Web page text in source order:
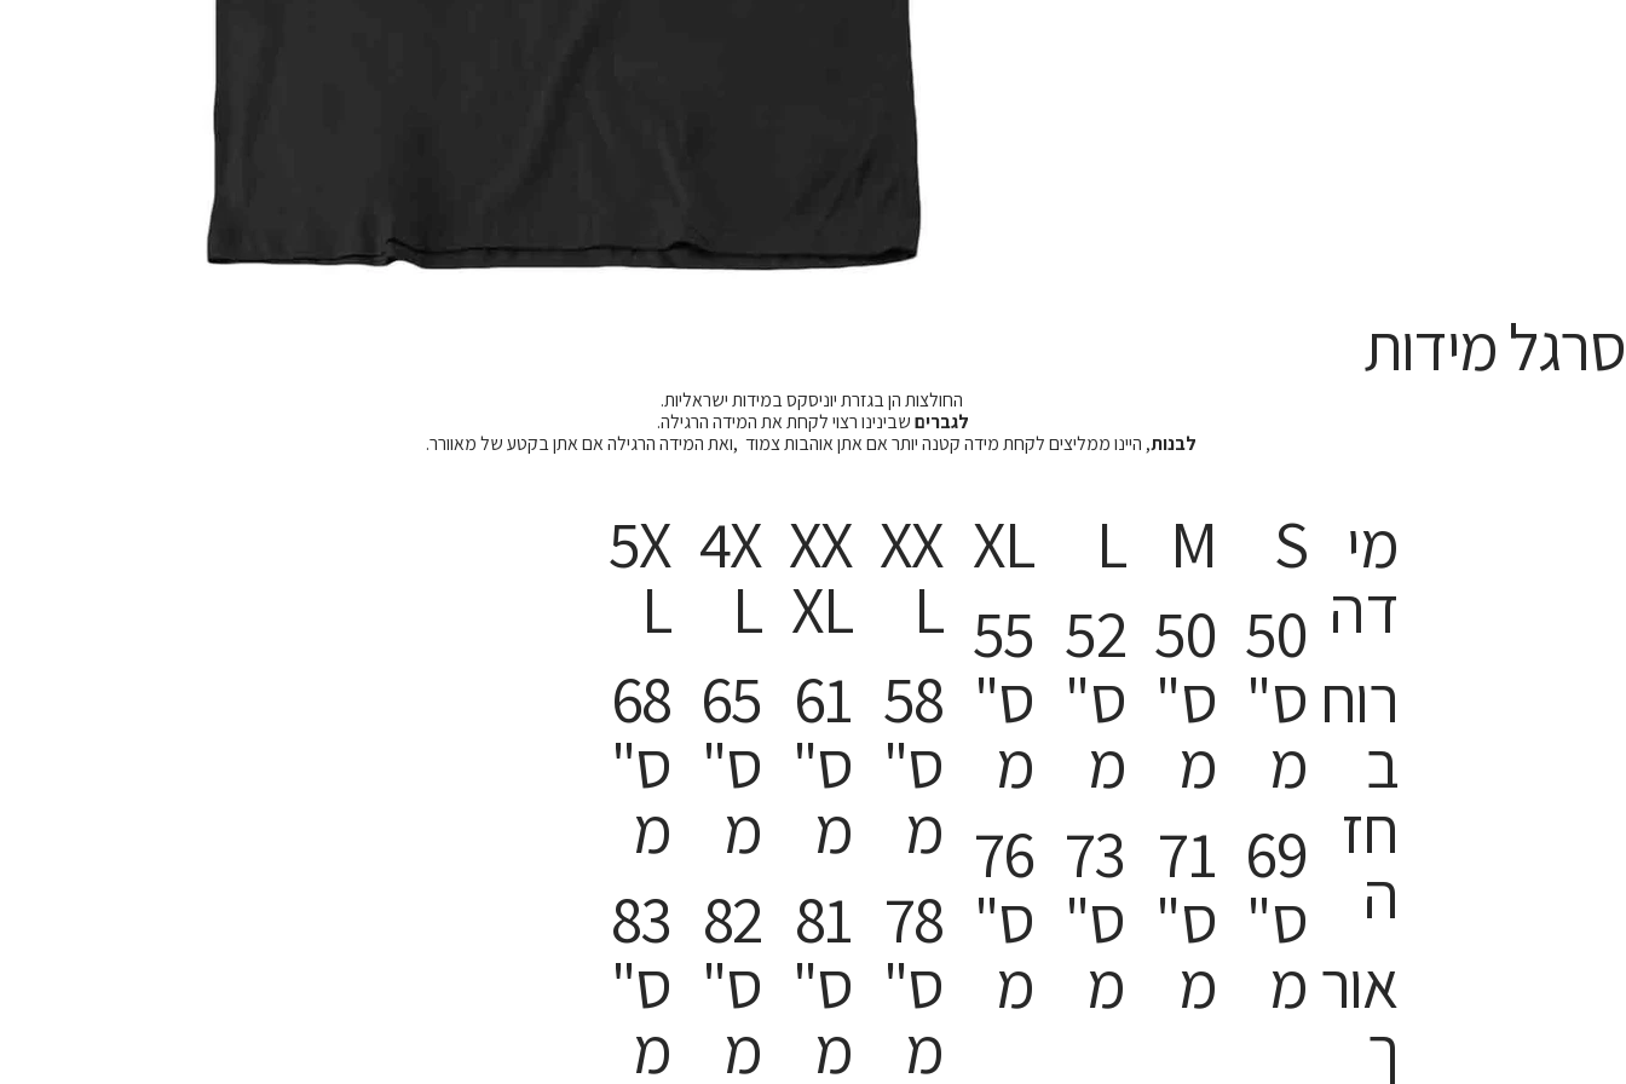
סרגל מידות
החולצות הן בגזרת יוניסקס במידות ישראליות.
לגבריםשבינינו רצוי לקחת את המידה הרגילה.
לבנות, היינו ממליצים לקחת מידה קטנה יותר אם אתן אוהבות צמוד ,ואת המידה הרגילה אם אתן בקטע של מאוורר.
5X
L
68
ס"
מ
83
ס"
מ
4X
L
65
ס"
מ
82
ס"
מ
XX
XL
61
ס"
מ
81
ס"
מ
XX
L
58
ס"
מ
78
ס"
מ
XL
55
ס"
מ
76
ס"
מ
L
52
ס"
מ
73
ס"
מ
M
50
ס"
מ
71
ס"
מ
S
50
ס"
מ
69
ס"
מ
מי
דה
רוח
ב
חז
ה
אור
ך